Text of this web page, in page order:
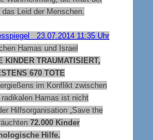
Leid der Menschen.
23.07.2014 11:35 Uhr
Hamas und Israel
KINDER TRAUMATISIERT,
670 TOTE
im Konflikt zwischen
radikalen Hamas ist nicht
Hilfsorganisation „Save the
72.000 Kinder
Hilfe.